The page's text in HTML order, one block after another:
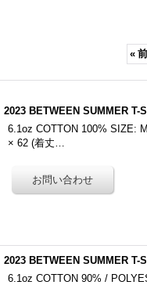
« 前
2023 BETWEEN SUMMER T-
6.1oz COTTON 100% SIZE:
× 62 (着丈…
2023 BETWEEN SUMMER T-
6.1oz COTTON 90% /